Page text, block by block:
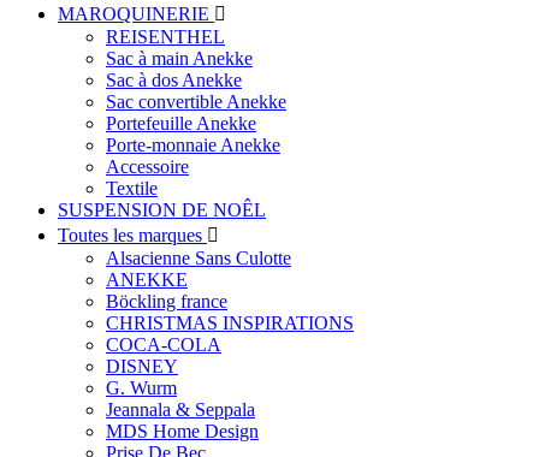
MAROQUINERIE 
REISENTHEL
Sac à main Anekke
Sac à dos Anekke
Sac convertible Anekke
Portefeuille Anekke
Porte-monnaie Anekke
Accessoire
Textile
SUSPENSION DE NOÊL
Toutes les marques 
Alsacienne Sans Culotte
ANEKKE
Böckling france
CHRISTMAS INSPIRATIONS
COCA-COLA
DISNEY
G. Wurm
Jeannala & Seppala
MDS Home Design
Prise De Bec